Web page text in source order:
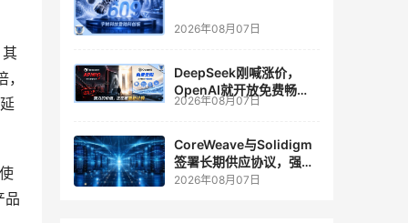
品
2026年08月07日
DeepSeek刚喊涨价，
OpenAI就开放免费畅
聊？大模型定价的平行宇
2026年08月07日
CoreWeave与Solidigm
签署长期供应协议，强化
一体化人工智能云平台
2026年08月07日